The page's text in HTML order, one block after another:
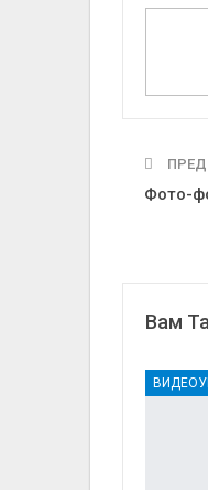
Фото-
Вам